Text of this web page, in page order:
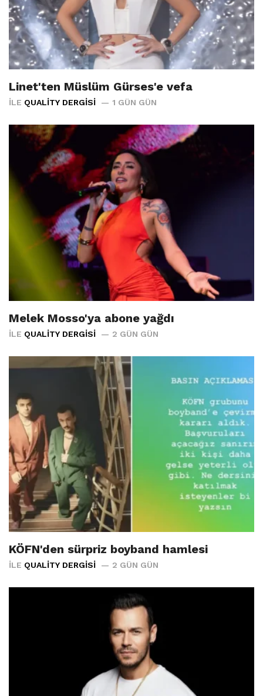
Linet'ten Müslüm Gürses'e vefa
İLE QUALITY DERGISI 1 GÜN GÜN
Melek Mosso'ya abone yağdı
İLE QUALITY DERGISI 2 GÜN GÜN
KÖFN'den sürpriz boyband hamlesi
İLE QUALITY DERGISI 2 GÜN GÜN